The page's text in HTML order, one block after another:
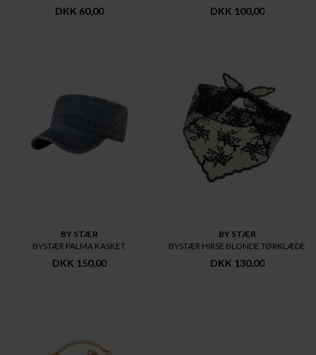
DKK 60,00 DKK 100,00
BY STÆR
BYSTÆR PALMA KASKET
DKK 150,00
BY STÆR
BYSTÆR HIRSE BLONDE TØRKLÆDE
DKK 130,00